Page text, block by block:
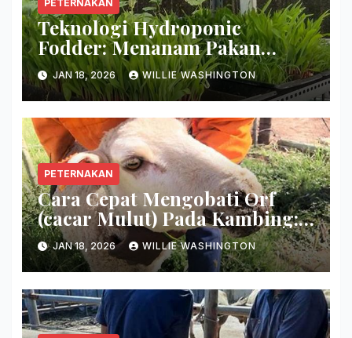
PETERNAKAN
Teknologi Hydroponic
Fodder: Menanam Pakan
Hijauan Di Lahan Sempit
Hanya Dalam 7 Hari!
JAN 18, 2026 WILLIE WASHINGTON
PETERNAKAN
Cara Cepat Mengobati Orf
(cacar Mulut) Pada Kambing:
Hilangkan Keropeng Busuk
Secara Tuntas!
JAN 18, 2026 WILLIE WASHINGTON